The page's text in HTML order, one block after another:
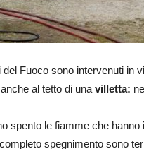
Fuoco sono intervenuti in
al tetto di una villetta:
spento le fiamme che
spegnimento sono